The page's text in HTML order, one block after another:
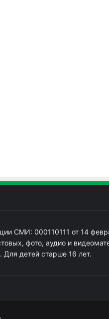
СМИ: 000110111 от 14
фото, аудио и
Для детей старше 16 лет.